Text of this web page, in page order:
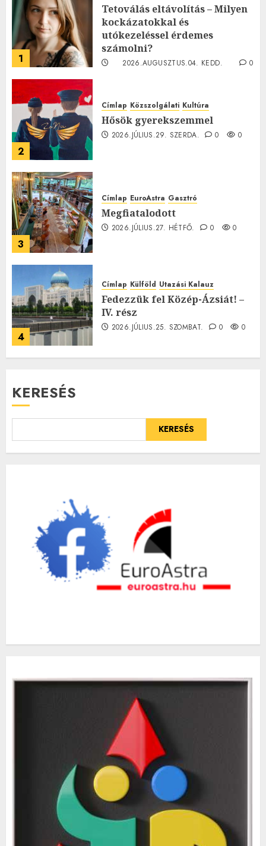
1
Tetoválás eltávolítás – Milyen
kockázatokkal és
utókezeléssel érdemes
számolni?
2026.AUGUSZTUS.04. KEDD.
0
2
Címlap Közszolgálati Kultúra
Hősök gyerekszemmel
2026.JÚLIUS.29. SZERDA. 0 0
3
Címlap EuroAstra Gasztró
Megfiatalodott
2026.JÚLIUS.27. HÉTFŐ. 0 0
4
Címlap Külföld Utazási Kalauz
Fedezzük fel Közép-Ázsiát! –
IV. rész
2026.JÚLIUS.25. SZOMBAT. 0 0
KERESÉS
KERESÉS